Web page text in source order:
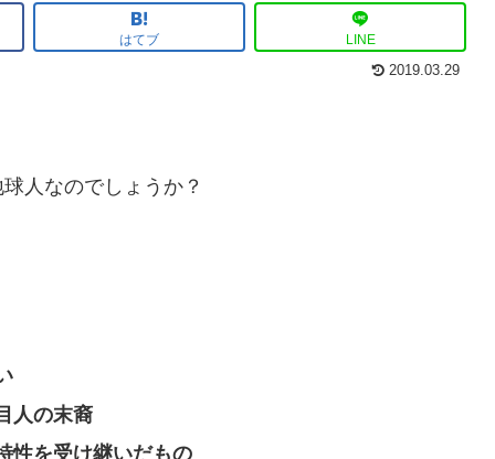
はてブ LINE
2019.03.29
人なのでしょうか？
人の末裔
性を受け継いだもの